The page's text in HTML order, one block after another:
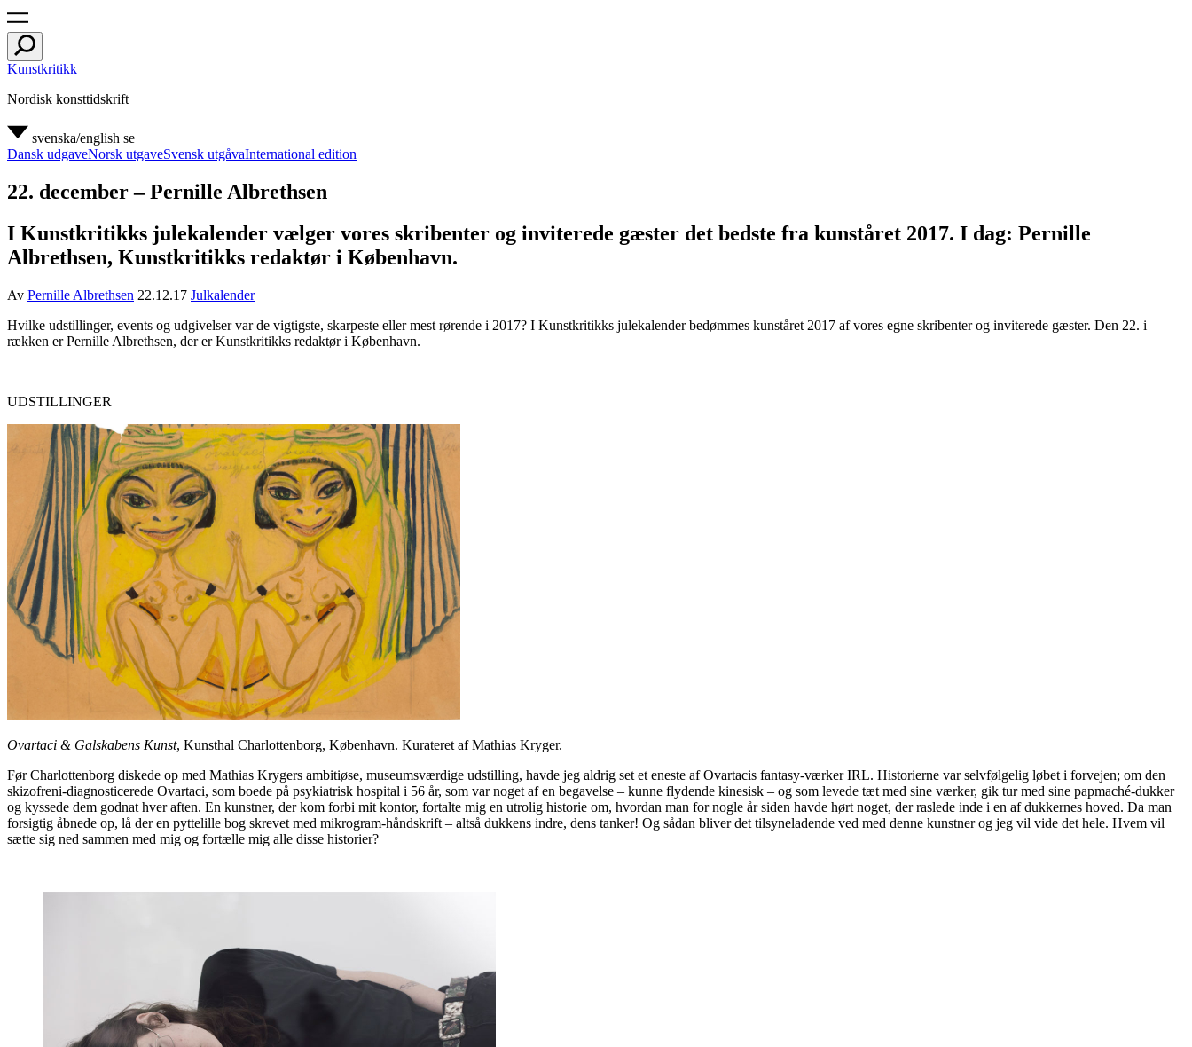
Kunstkritikk
Nordisk konsttidskrift
svenska/english se
Dansk udgaveNorsk utgaveSvensk utgåvaInternational edition
22. december – Pernille Albrethsen
I Kunstkritikks julekalender vælger vores skribenter og inviterede gæster det bedste fra kunståret 2017. I dag: Pernille
Albrethsen, Kunstkritikks redaktør i København.
Av Pernille Albrethsen 22.12.17 Julkalender
Hvilke udstillinger, events og udgivelser var de vigtigste, skarpeste eller mest rørende i 2017? I Kunstkritikks julekalender bedømmes kunståret 2017 af vores egne skribenter og inviterede gæster. Den 22. i
rækken er Pernille Albrethsen, der er Kunstkritikks redaktør i København.
UDSTILLINGER
Ovartaci & Galskabens Kunst, Kunsthal Charlottenborg, København. Kurateret af Mathias Kryger.
Før Charlottenborg diskede op med Mathias Krygers ambitiøse, museumsværdige udstilling, havde jeg aldrig set et eneste af Ovartacis fantasy-værker IRL. Historierne var selvfølgelig løbet i forvejen; om den
skizofreni-diagnosticerede Ovartaci, som boede på psykiatrisk hospital i 56 år, som var noget af en begavelse – kunne flydende kinesisk – og som levede tæt med sine værker, gik tur med sine papmaché-dukker
og kyssede dem godnat hver aften. En kunstner, der kom forbi mit kontor, fortalte mig en utrolig historie om, hvordan man for nogle år siden havde hørt noget, der raslede inde i en af dukkernes hoved. Da man
forsigtig åbnede op, lå der en pyttelille bog skrevet med mikrogram-håndskrift – altså dukkens indre, dens tanker! Og sådan bliver det tilsyneladende ved med denne kunstner og jeg vil vide det hele. Hvem vil
sætte sig ned sammen med mig og fortælle mig alle disse historier?